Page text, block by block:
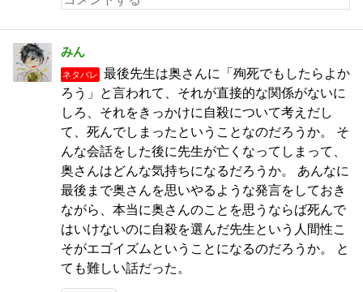
みん
ネタバレ
最後先生は奥さんに「殉死でもしたらよか
ろう」と言われて、それが直接的な関係がないに
しろ、それをきっかけに自殺について考えだし
て、死んでしまったということなのだろうか。 そ
んな会話をした後に先生が亡くなってしまって、
奥さんはどんな気持ちになるだろうか。 あんなに
最後まで奥さんを思いやるような発言をしておき
ながら、本当に奥さんのことを思うならば死んで
はいけないのに自殺を選んだ先生という人間性こ
そがエゴイズムということになるのだろうか。 と
ても難しい話だった。